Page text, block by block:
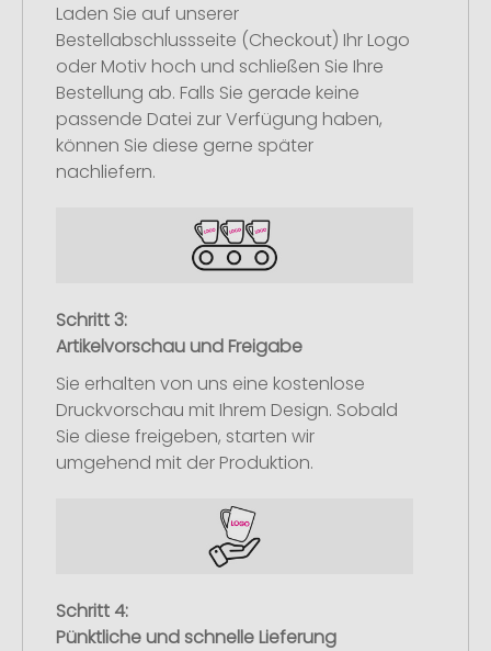
Laden Sie auf unserer
Bestellabschlussseite (Checkout) Ihr Logo
oder Motiv hoch und schließen Sie Ihre
Bestellung ab. Falls Sie gerade keine
passende Datei zur Verfügung haben,
können Sie diese gerne später
nachliefern.
Schritt 3:
Artikelvorschau und Freigabe
Sie erhalten von uns eine kostenlose
Druckvorschau mit Ihrem Design. Sobald
Sie diese freigeben, starten wir
umgehend mit der Produktion.
Schritt 4:
Pünktliche und schnelle Lieferung